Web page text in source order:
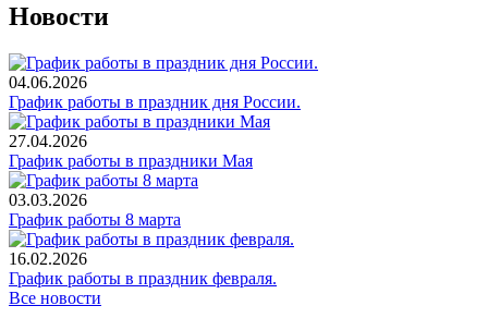
Новости
04.06.2026
График работы в праздник дня России.
27.04.2026
График работы в праздники Мая
03.03.2026
График работы 8 марта
16.02.2026
График работы в праздник февраля.
Все новости